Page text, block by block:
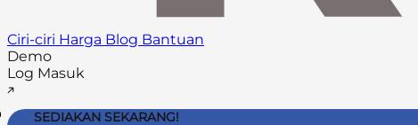
Ciri-ciri Harga Blog Bantuan
Demo
Log Masuk
SEDIAKAN SEKARANG!